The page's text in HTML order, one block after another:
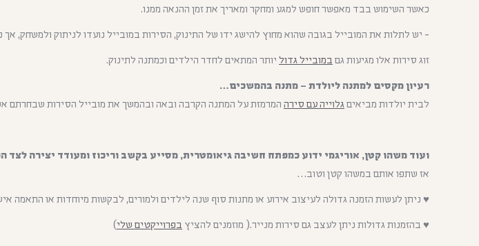
כאשר השימוש בבד מאפשר חופש למגע ומחקר ומאריך את זמן ההנאה ממנו.
יש לתלות את המובייל בגובה שהוא מחוץ להישג ידו של התינוק, הסירות במובייל נועדו לניתוק ולמשחק, אך
זוג סירות אלו מגיעות גם במובייל גדול יותר המתאים לחדר הילדים וכמתנה לתינוק.
רעיון מקסים למתנה ליולדת – מתנה בהמשכים…
לבית יולדות מביאים גלוייה עם סירה המרמזת על המתנה הקרבה ובאה ובהמשך את מובייל הסירות שבחרתם
ועוד משהו קטן, אוריגמי ידוע כמפתח חשיבה גיאומטרית, מסייע בקשב וריכוז ומעודד יצירה לצד
אז שתפו אותם במשהו קטן וטוב…
♥ ניתן לעשות הזמנה גדולה לעיצוב אירוע או מתנות סוף שנה לילדים ולמורים, לבקשות מיוחדות או התאמה
♥ בהזמנות גדולות ניתן לעצב גם סירות מנייר.( מוזמנים להציץ בפרוייקטים שלי)